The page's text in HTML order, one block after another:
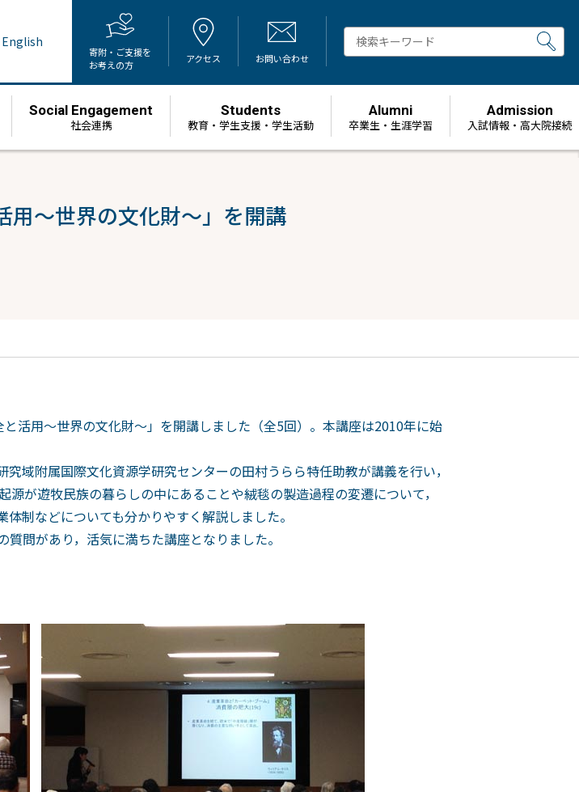
English
寄附・ご支援を
お考えの方
アクセス お問い合わせ
Social Engagement
社会連携
Students
教育・学生支援・学生活動
Alumni
卒業生・生涯学習
Admission
⼊試情報・高大院接続
用～世界の文化財～」を開講
活用～世界の文化財～」を開講しました（全5回）。本講座は2010年に始
域附属国際文化資源学研究センターの田村うらら特任助教が講義を行い，
が遊牧民族の暮らしの中にあることや絨毯の製造過程の変遷について，
制などについても分かりやすく解説しました。
問があり，活気に満ちた講座となりました。